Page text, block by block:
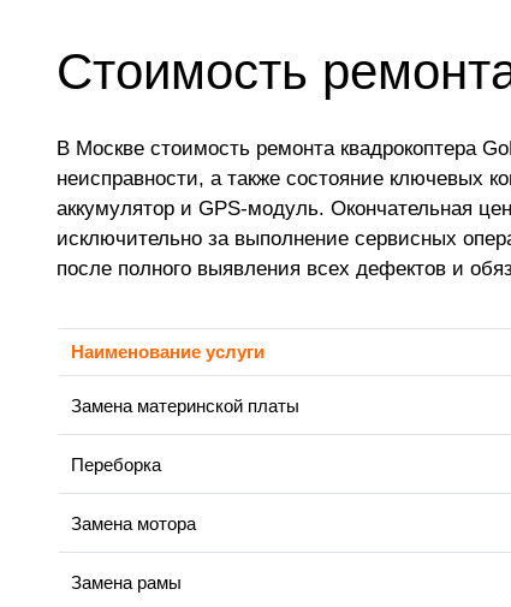
Стоимость
В Москве стоимость ремонта квадрокоптера
неисправности, а также состояние ключевых
аккумулятор и GPS-модуль. Окончательная
исключительно за выполнение сервисных
после полного выявления всех дефектов и
Наименование услуги
Замена материнской платы
Переборка
Замена мотора
Замена рамы